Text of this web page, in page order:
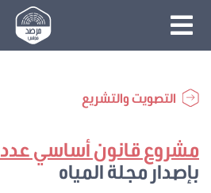
التصويت والتشريع
مشروع قانون أساسي عدد 2019/66
بإصدار مجلة المياه